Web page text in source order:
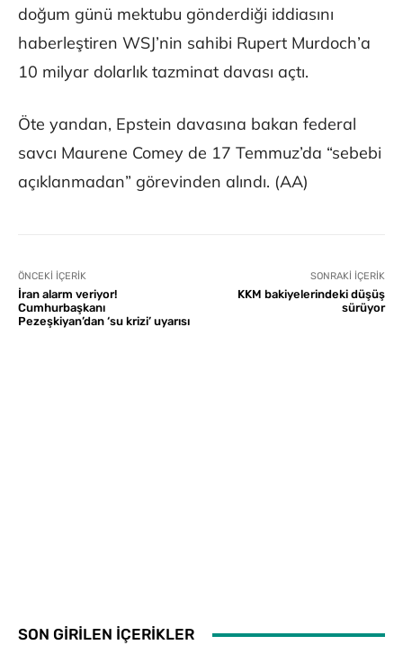
doğum günü mektubu gönderdiği iddiasını
haberleştiren WSJ’nin sahibi Rupert Murdoch’a
10 milyar dolarlık tazminat davası açtı.
Öte yandan, Epstein davasına bakan federal
savcı Maurene Comey de 17 Temmuz’da “sebebi
açıklanmadan” görevinden alındı. (AA)
ÖNCEKI İÇERIK
İran alarm veriyor!
Cumhurbaşkanı
Pezeşkiyan’dan ‘su krizi’ uyarısı
SONRAKI İÇERIK
KKM bakiyelerindeki düşüş
sürüyor
SON GİRİLEN İÇERİKLER